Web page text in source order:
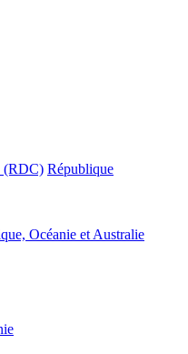
(RDC) République
Océanie et Australie